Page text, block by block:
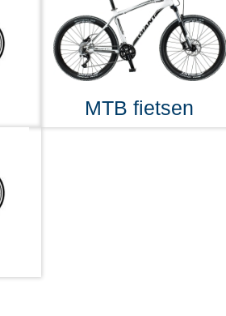
MTB fietsen